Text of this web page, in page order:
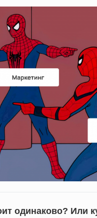
одинаково? Или